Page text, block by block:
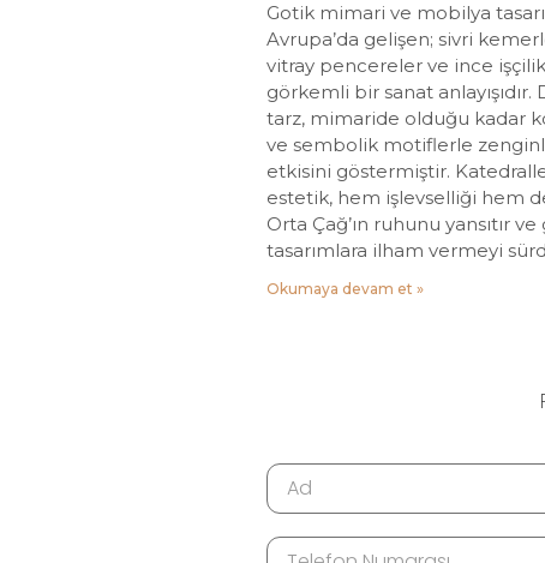
Gotik mimari ve mobilya
Avrupa’da gelişen; sivri
vitray pencereler ve ince
görkemli bir sanat
tarz, mimaride olduğu kadar
ve sembolik motiflerle
etkisini göstermiştir.
estetik, hem işlevselliği hem
Orta Çağ’ın ruhunu yansıtır
tasarımlara ilham vermeyi
Okumaya devam et »